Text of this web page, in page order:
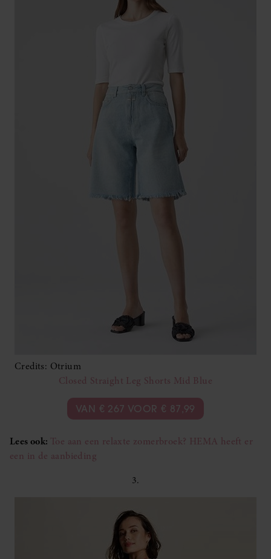
Credits: Otrium
Closed Straight Leg Shorts Mid Blue
VAN € 267 VOOR € 87,99
Lees ook: Toe aan een relaxte zomerbroek? HEMA heeft er
een in de aanbieding
3.